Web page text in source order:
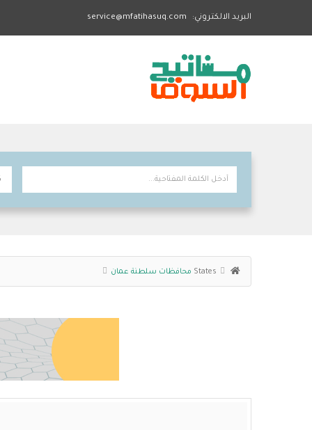
البريد الالكتروني: service@mfatihasuq.com
States محافظات سلطنة عمان